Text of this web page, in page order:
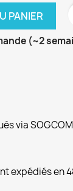
PANIER
(~2
via
expédiés en